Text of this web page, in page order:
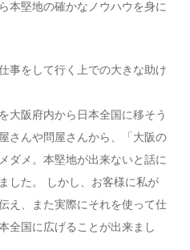
本堅地の確かなノウハウを身に
事をして行く上での大きな助け
大阪府内から日本全国に移そう
さんや問屋さんから、「大阪の
ダメ。本堅地が出来ないと話に
した。 しかし、お客様に私が
え、また実際にそれを使って仕
全国に広げることが出来まし